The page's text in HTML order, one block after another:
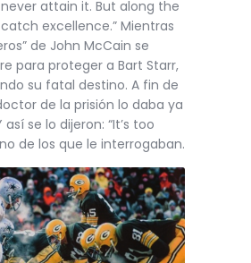
attain it. But along the
excellence.” Mientras
de John McCain se
para proteger a Bart Starr,
su fatal destino. A fin de
de la prisión lo daba ya
se lo dijeron: “It’s too
de los que le interrogaban.